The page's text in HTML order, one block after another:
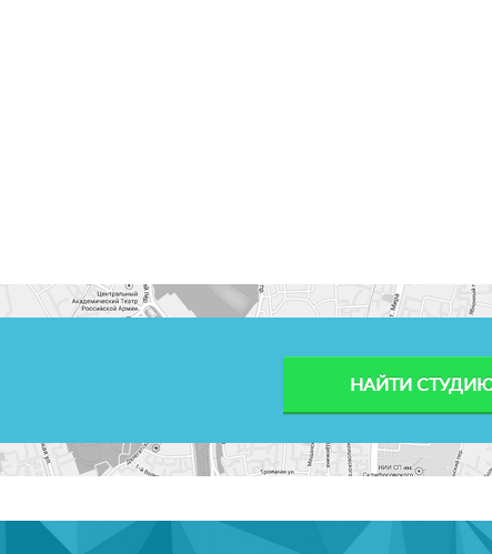
НАЙТИ